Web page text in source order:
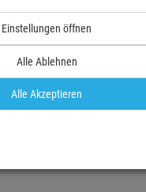
Einstellungen öffnen
Alle Ablehnen
Alle Akzeptieren